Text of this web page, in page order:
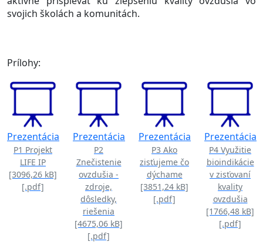
svojich školách a komunitách.
Prílohy:
Prezentácia
P1 Projekt
LIFE IP
[3096,26 kB]
[.pdf]
Prezentácia
P2
Znečistenie
ovzdušia -
zdroje,
dôsledky,
riešenia
[4675,06 kB]
[.pdf]
Prezentácia
P3 Ako
zisťujeme čo
dýchame
[3851,24 kB]
[.pdf]
Prezentácia
P4 Využitie
bioindikácie
v zisťovaní
kvality
ovzdušia
[1766,48 kB]
[.pdf]